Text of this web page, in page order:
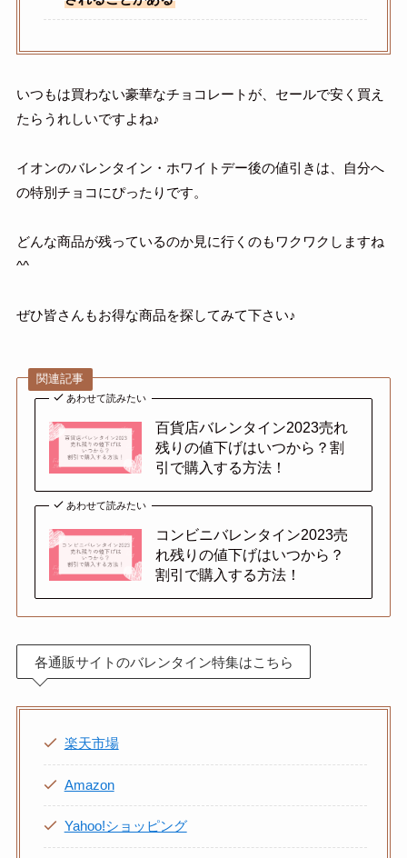
いつもは買わない豪華なチョコレートが、セールで安く買え
たらうれしいですよね♪
イオンのバレンタイン・ホワイトデー後の値引きは、自分へ
の特別チョコにぴったりです。
どんな商品が残っているのか見に行くのもワクワクしますね
^^
ぜひ皆さんもお得な商品を探してみて下さい♪
関連記事
あわせて読みたい
百貨店バレンタイン2023売れ
残りの値下げはいつから？割
引で購入する方法！
あわせて読みたい
コンビニバレンタイン2023売
れ残りの値下げはいつから？
割引で購入する方法！
各通販サイトのバレンタイン特集はこちら
楽天市場
Amazon
Yahoo!ショッピング